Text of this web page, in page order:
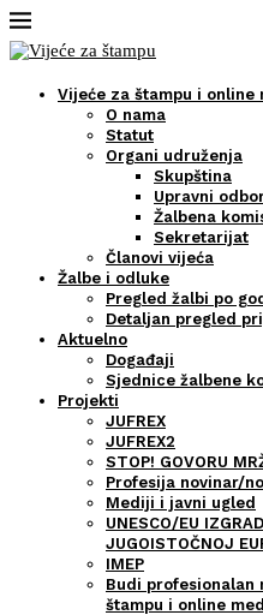
Vijeće za štampu i online
O nama
Statut
Organi udruženja
Skupština
Upravni
Žalbena
Sekretarijat
Članovi vijeća
Žalbe i odluke
Pregled žalbi po
Detaljan pregled
Aktuelno
Događaji
Sjednice žalbene
Projekti
JUFREX
JUFREX2
STOP! GOVORU
Profesija novinar/
Mediji i javni ugled
UNESCO/EU
JUGOISTOČNOJ
IMEP
Budi profesionalan
štampu i online